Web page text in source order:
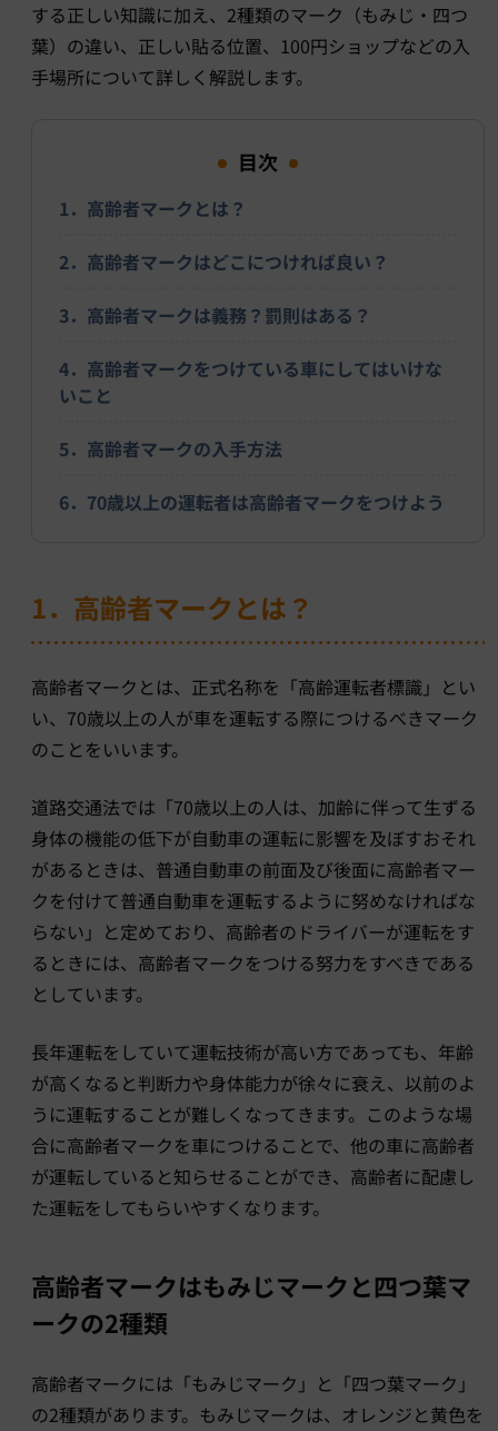
する正しい知識に加え、2種類のマーク（もみじ・四つ
葉）の違い、正しい貼る位置、100円ショップなどの入
手場所について詳しく解説します。
目次
1．高齢者マークとは？
2．高齢者マークはどこにつければ良い？
3．高齢者マークは義務？罰則はある？
4．高齢者マークをつけている車にしてはいけな
いこと
5．高齢者マークの入手方法
6．70歳以上の運転者は高齢者マークをつけよう
1．高齢者マークとは？
高齢者マークとは、正式名称を「高齢運転者標識」とい
い、70歳以上の人が車を運転する際につけるべきマーク
のことをいいます。
道路交通法では「70歳以上の人は、加齢に伴って生ずる
身体の機能の低下が自動車の運転に影響を及ぼすおそれ
があるときは、普通自動車の前面及び後面に高齢者マー
クを付けて普通自動車を運転するように努めなければな
らない」と定めており、高齢者のドライバーが運転をす
るときには、高齢者マークをつける努力をすべきである
としています。
長年運転をしていて運転技術が高い方であっても、年齢
が高くなると判断力や身体能力が徐々に衰え、以前のよ
うに運転することが難しくなってきます。このような場
合に高齢者マークを車につけることで、他の車に高齢者
が運転していると知らせることができ、高齢者に配慮し
た運転をしてもらいやすくなります。
高齢者マークはもみじマークと四つ葉マ
ークの2種類
高齢者マークには「もみじマーク」と「四つ葉マーク」
の2種類があります。もみじマークは、オレンジと黄色を